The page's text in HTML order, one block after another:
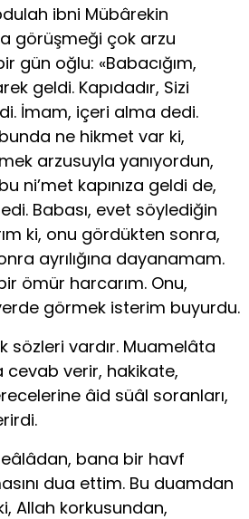
ibni Mübârekin
görüş­meği çok arzu
gün oğlu: «Babacığım,
geldi. Kapıdadır, Sizi
İmam, içeri alma dedi.
ne hikmet var ki,
arzusuyla yanıyordun,
ni’met kapınıza geldi de,
Babası, evet söylediğin
ki, onu gördükten sonra,
ayrılığına dayanamam.
ömür harcarım. Onu,
görmek is­terim buyurdu.
sözleri vardır. Muamelâta
verir, hakikate,
âid süâl soranları,
bana bir havf
dua ettim. Bu duamdan
Allah korkusundan,